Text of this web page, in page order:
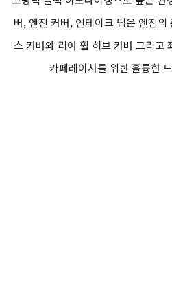
버, 엔진 커버, 인테이크 팁은 엔진
스 커버와 리어 휠 허브 커버 그리고
카페레이서를 위한 훌륭한